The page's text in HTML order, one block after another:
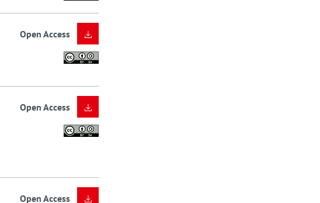
Open Access
Open Access
Open Access